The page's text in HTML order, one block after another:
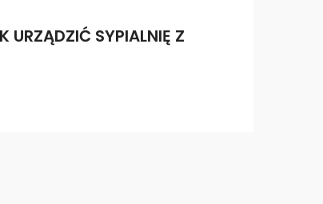
URZĄDZIĆ SYPIALNIĘ Z